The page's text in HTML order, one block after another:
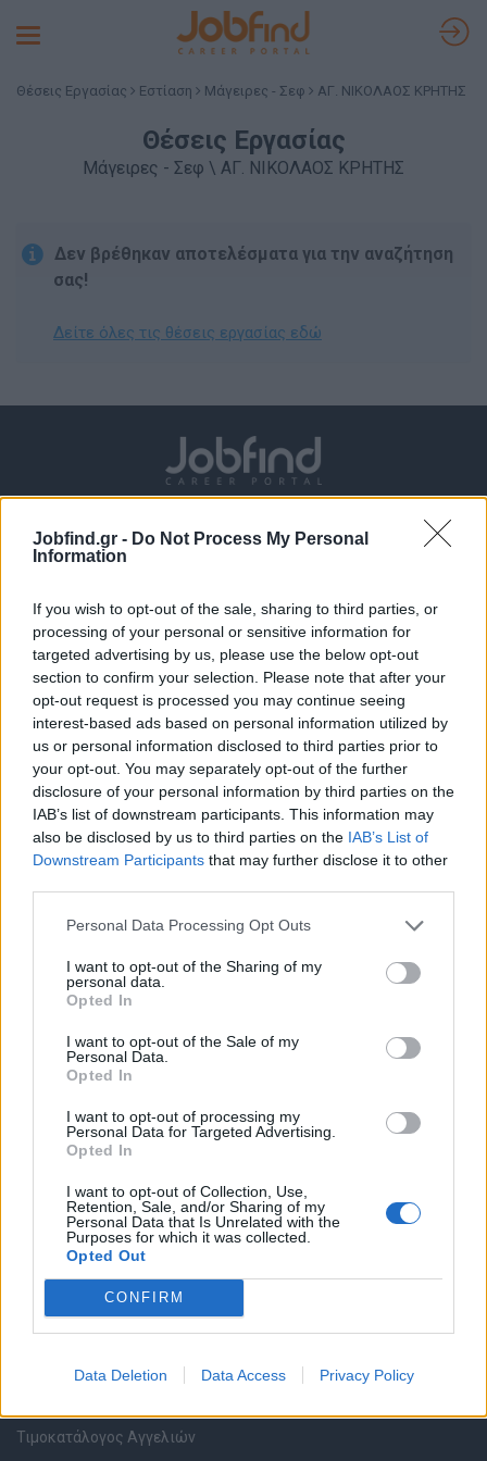
Jobfind.gr - Do Not Process My Personal
Information
If you wish to opt-out of the sale, sharing to third parties, or
processing of your personal or sensitive information for
targeted advertising by us, please use the below opt-out
section to confirm your selection. Please note that after your
opt-out request is processed you may continue seeing
interest-based ads based on personal information utilized by
us or personal information disclosed to third parties prior to
your opt-out. You may separately opt-out of the further
disclosure of your personal information by third parties on the
IAB’s list of downstream participants. This information may
also be disclosed by us to third parties on the IAB’s List of
Downstream Participants that may further disclose it to other
Personal Data Processing Opt Outs
I want to opt-out of the Sharing of my
personal data.
Opted In
I want to opt-out of the Sale of my
Personal Data.
Opted In
I want to opt-out of processing my
Personal Data for Targeted Advertising.
Opted In
I want to opt-out of Collection, Use,
Retention, Sale, and/or Sharing of my
Personal Data that Is Unrelated with the
Purposes for which it was collected.
Opted Out
CONFIRM
Data Deletion Data Access Privacy Policy
Toggle
Θέσεις Εργασίας Εστίαση Μάγειρες - Σεφ ΑΓ. ΝΙΚΟΛΑΟΣ ΚΡΗΤΗΣ
Θέσεις Εργασίας
Μάγειρες - Σεφ \ ΑΓ. ΝΙΚΟΛΑΟΣ ΚΡΗΤΗΣ
Δεν βρέθηκαν αποτελέσματα για την αναζήτηση
σας!
Δείτε όλες τις θέσεις εργασίας εδώ
Θέσεις εργασίας
Όλες οι Θέσεις Εργασίας
Θέσεις Εργασίας ανά Ειδικότητα
Θέσεις Εργασίας ανά Εταιρεία
Καταχώρηση Online Βιογραφικού
Συμβουλές Καριέρας
HR corner
Περιγραφές Θέσεων Εργασίας
Ερωτήσεις συνεντεύξεων
Υπηρεσίες εταιριών
Εγγραφή & Καταχώρηση Αγγελίας
Τιμοκατάλογος Αγγελιών